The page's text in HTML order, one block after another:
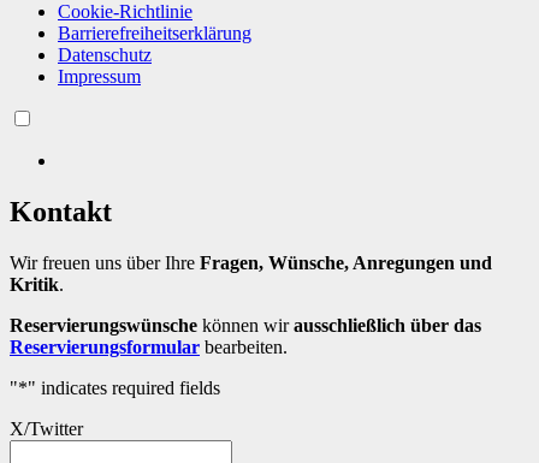
Cookie-Richtlinie
Barrierefreiheitserklärung
Datenschutz
Impressum
Kontakt
Wir freuen uns über Ihre Fragen, Wünsche, Anregungen und
Kritik.
Reservierungswünsche können wirausschließlich über das
Reservierungsformular bearbeiten.
"*" indicates required fields
X/Twitter